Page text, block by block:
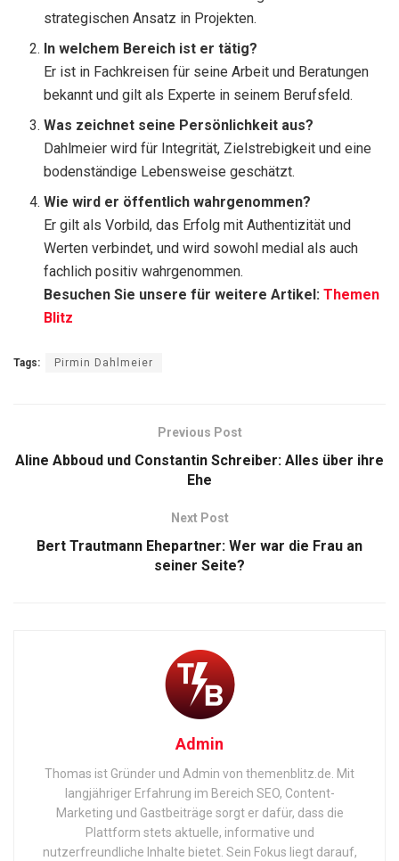
strategischen Ansatz in Projekten.
In welchem Bereich ist er tätig?
Er ist in Fachkreisen für seine Arbeit und Beratungen
bekannt und gilt als Experte in seinem Berufsfeld.
Was zeichnet seine Persönlichkeit aus?
Dahlmeier wird für Integrität, Zielstrebigkeit und eine
bodenständige Lebensweise geschätzt.
Wie wird er öffentlich wahrgenommen?
Er gilt als Vorbild, das Erfolg mit Authentizität und
Werten verbindet, und wird sowohl medial als auch
fachlich positiv wahrgenommen.
Besuchen Sie unsere für weitere Artikel:Themen
Blitz
Tags: Pirmin Dahlmeier
Previous Post
Aline Abboud und Constantin Schreiber: Alles über ihre
Ehe
Next Post
Bert Trautmann Ehepartner: Wer war die Frau an
seiner Seite?
Admin
Thomas ist Gründer und Admin von themenblitz.de. Mit
langjähriger Erfahrung im Bereich SEO, Content-
Marketing und Gastbeiträge sorgt er dafür, dass die
Plattform stets aktuelle, informative und
nutzerfreundliche Inhalte bietet. Sein Fokus liegt darauf,